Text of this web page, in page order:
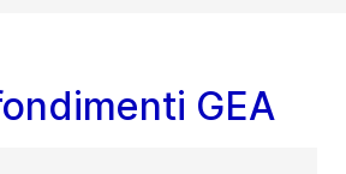
GEA